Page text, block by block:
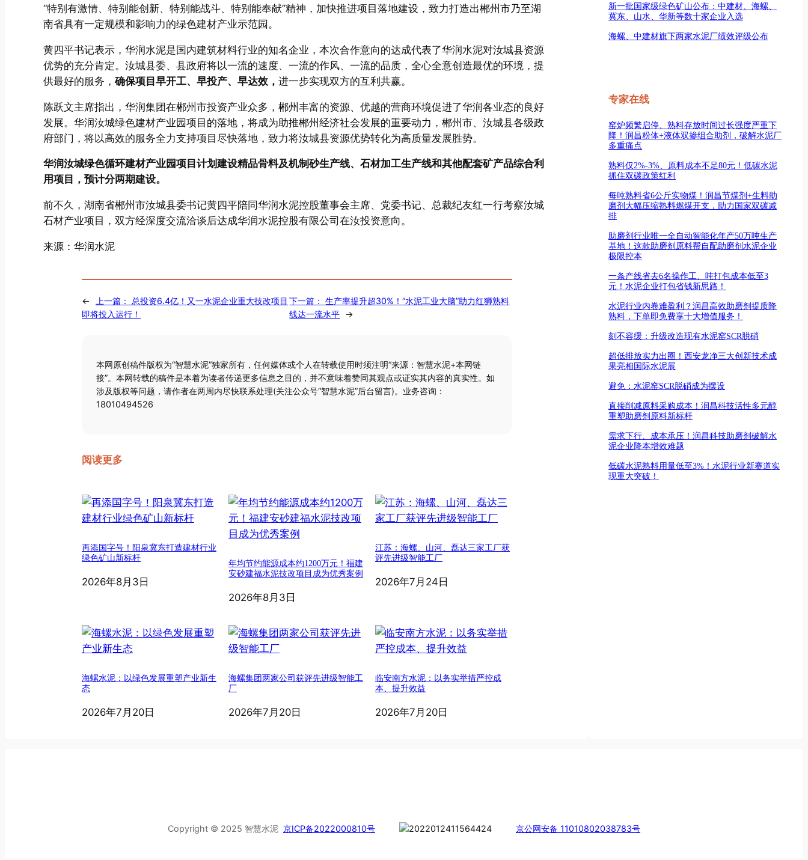
“特别有激情、特别能创新、特别能战斗、特别能奉献”精神，加快推进项目落地建设，致力打造出郴州市乃至湖
南省具有一定规模和影响力的绿色建材产业示范园。
黄四平书记表示，华润水泥是国内建筑材料行业的知名企业，本次合作意向的达成代表了华润水泥对汝城县资源
优势的充分肯定。汝城县委、县政府将以一流的速度、一流的作风、一流的品质，全心全意创造最优的环境，提
供最好的服务， 确保项目早开工、早投产、早达效， 进一步实现双方的互利共赢。
陈跃文主席指出，华润集团在郴州市投资产业众多，郴州丰富的资源、优越的营商环境促进了华润各业态的良好
发展。华润汝城绿色建材产业园项目的落地，将成为助推郴州经济社会发展的重要动力，郴州市、汝城县各级政
府部门，将以高效的服务全力支持项目尽快落地，致力将汝城县资源优势转化为高质量发展胜势。
华润汝城绿色循环建材产业园项目计划建设精品骨料及机制砂生产线、石材加工生产线和其他配套矿产品综合利
用项目，预计分两期建设。
前不久，湖南省郴州市汝城县委书记黄四平陪同华润水泥控股董事会主席、党委书记、总裁纪友红一行考察汝城
石材产业项目，双方经深度交流洽谈后达成华润水泥控股有限公司在汝投资意向。
来源：华润水泥
← 上一篇： 总投资6.4亿！又一水泥企业重大技改项目
即将投入运行！
下一篇：
生产率提升超30%！“水泥工业大脑”助力红狮熟料
线达一流水平 →
本网原创稿件版权为“智慧水泥”独家所有，任何媒体或个人在转载使用时须注明“来源：智慧水泥+本网链
接”。本网转载的稿件是本着为读者传递更多信息之目的，并不意味着赞同其观点或证实其内容的真实性。如
涉及版权等问题，请作者在两周内尽快联系处理(关注公众号“智慧水泥”后台留言)。业务咨询：
18010494526
阅读更多
再添国字号！阳泉冀东打造建材行业
绿色矿山新标杆
2026年8月3日
年均节约能源成本约1200万元！福建
安砂建福水泥技改项目成为优秀案例
2026年8月3日
江苏：海螺、山河、磊达三家工厂获
评先进级智能工厂
2026年7月24日
海螺水泥：以绿色发展重塑产业新生
态
2026年7月20日
海螺集团两家公司获评先进级智能工
厂
2026年7月20日
临安南方水泥：以务实举措严控成
本、提升效益
2026年7月20日
新一批国家级绿色矿山公布：中建材、海螺、
冀东、山水、华新等数十家企业入选
海螺、中建材旗下两家水泥厂绩效评级公布
专家在线
窑炉频繁启停、熟料存放时间过长强度严重下
降！润昌粉体+液体双掺组合助剂，破解水泥厂
多重痛点
熟料仅2%-3%、原料成本不足80元！低碳水泥
抓住双碳政策红利
每吨熟料省6公斤实物煤！润昌节煤剂+生料助
磨剂大幅压缩熟料燃煤开支，助力国家双碳减
排
助磨剂行业唯一全自动智能化年产50万吨生产
基地！这款助磨剂原料帮自配助磨剂水泥企业
极限控本
一条产线省去6名操作工、吨打包成本低至3
元！水泥企业打包省钱新思路！
水泥行业内卷难盈利？润昌高效助磨剂提质降
熟料，下单即免费享十大增值服务！
刻不容缓：升级改造现有水泥窑SCR脱硝
超低排放实力出圈！西安龙净三大创新技术成
果亮相国际水泥展
避免：水泥窑SCR脱硝成为摆设
直接削减原料采购成本！润昌科技活性多元醇
重塑助磨剂原料新标杆
需求下行、成本承压！润昌科技助磨剂破解水
泥企业降本增效难题
低碳水泥熟料用量低至3%！水泥行业新赛道实
现重大突破！
Copyright © 2025 智慧水泥 京ICP备2022000810号 京公网安备 11010802038783号